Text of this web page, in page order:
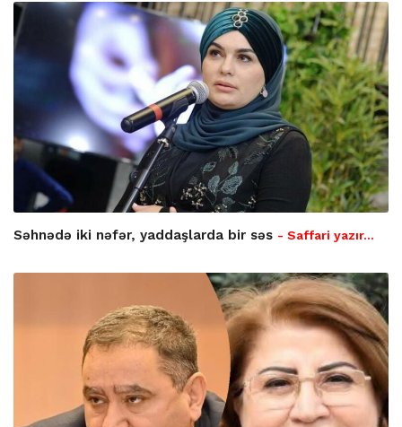
Səhnədə iki nəfər, yaddaşlarda bir səs - Saffari yazır…